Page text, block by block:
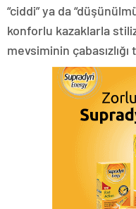
“ciddi” ya da
konforlu kazaklarla
mevsiminin